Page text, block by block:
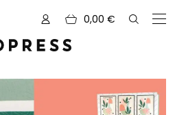
0,00 €
Zu den Büchern von